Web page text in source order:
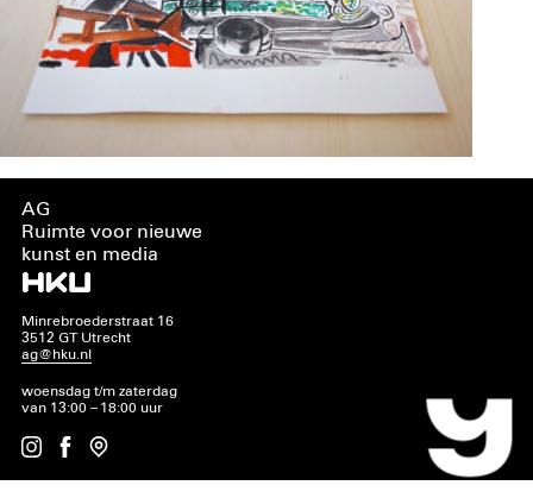
AG
Ruimte voor nieuwe
kunst en media
Minrebroederstraat 16
3512 GT Utrecht
ag@hku.nl
woensdag t/m zaterdag
van 13:00 – 18:00 uur